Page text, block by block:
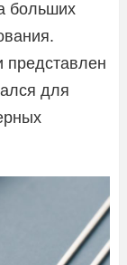
больших
представлен
для